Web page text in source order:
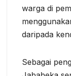
warga di
daripada
Sebagai